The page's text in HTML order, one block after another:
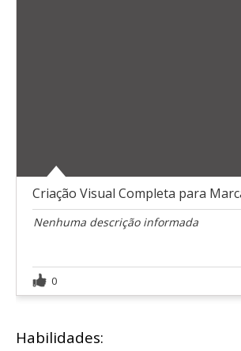
Criação Visual Completa para
Nenhuma descrição informada
0
Habilidades: